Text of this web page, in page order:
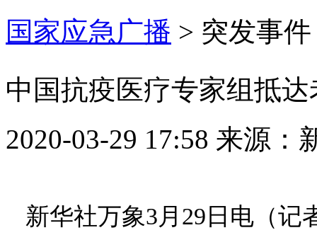
国家应急广播 > 突发事件
中国抗疫医疗专家组抵达
2020-03-29 17:58 来源：
新华社万象3月29日电（记